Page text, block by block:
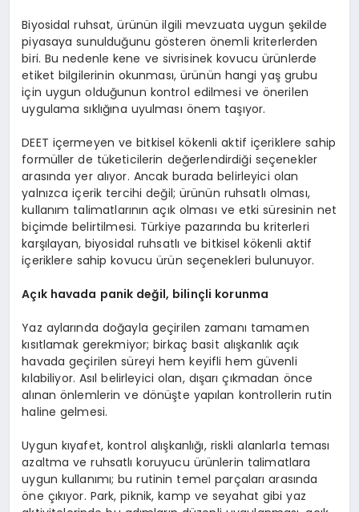
Biyosidal ruhsat, ürünün ilgili mevzuata uygun şekilde
piyasaya sunulduğunu gösteren önemli kriterlerden
biri. Bu nedenle kene ve sivrisinek kovucu ürünlerde
etiket bilgilerinin okunması, ürünün hangi yaş grubu
için uygun olduğunun kontrol edilmesi ve önerilen
uygulama sıklığına uyulması önem taşıyor.
DEET içermeyen ve bitkisel kökenli aktif içeriklere sahip
formüller de tüketicilerin değerlendirdiği seçenekler
arasında yer alıyor. Ancak burada belirleyici olan
yalnızca içerik tercihi değil; ürünün ruhsatlı olması,
kullanım talimatlarının açık olması ve etki süresinin net
biçimde belirtilmesi. Türkiye pazarında bu kriterleri
karşılayan, biyosidal ruhsatlı ve bitkisel kökenli aktif
içeriklere sahip kovucu ürün seçenekleri bulunuyor.
Açık havada panik değil, bilinçli korunma
Yaz aylarında doğayla geçirilen zamanı tamamen
kısıtlamak gerekmiyor; birkaç basit alışkanlık açık
havada geçirilen süreyi hem keyifli hem güvenli
kılabiliyor. Asıl belirleyici olan, dışarı çıkmadan önce
alınan önlemlerin ve dönüşte yapılan kontrollerin rutin
haline gelmesi.
Uygun kıyafet, kontrol alışkanlığı, riskli alanlarla teması
azaltma ve ruhsatlı koruyucu ürünlerin talimatlara
uygun kullanımı; bu rutinin temel parçaları arasında
öne çıkıyor. Park, piknik, kamp ve seyahat gibi yaz